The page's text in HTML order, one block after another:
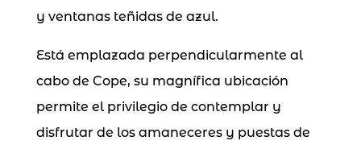
y ventanas teñidas de azul.
Está emplazada perpendicularmente al
cabo de Cope, su magnífica ubicación
permite el privilegio de contemplar y
disfrutar de los amaneceres y puestas de